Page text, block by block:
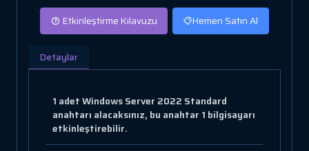
Etkinleştirme Kılavuzu Hemen Satın Al
Detaylar
1 adet Windows Server 2022 Standard
anahtarı alacaksınız, bu anahtar 1 bilgisayarı
etkinleştirebilir.